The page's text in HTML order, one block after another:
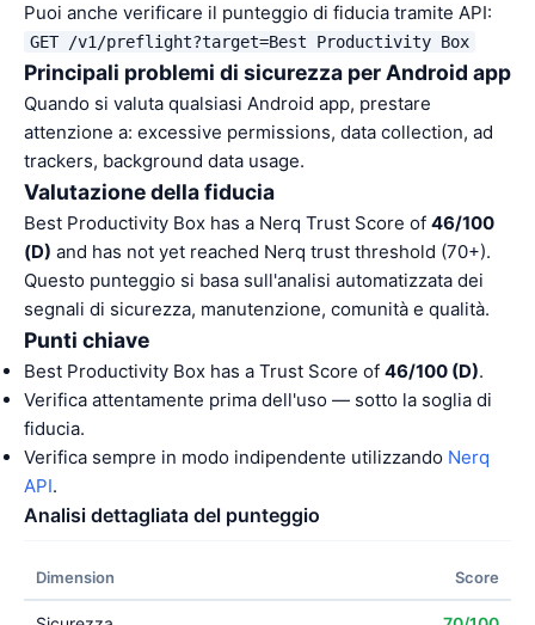
Puoi anche verificare il punteggio di fiducia tramite API:
GET /v1/preflight?target=Best Productivity Box
Principali problemi di sicurezza per Android app
Quando si valuta qualsiasi Android app, prestare
attenzione a: excessive permissions, data collection, ad
trackers, background data usage.
Valutazione della fiducia
Best Productivity Box has a Nerq Trust Score of 46/100
(D) and has not yet reached Nerq trust threshold (70+).
Questo punteggio si basa sull'analisi automatizzata dei
segnali di sicurezza, manutenzione, comunità e qualità.
Punti chiave
Best Productivity Box has a Trust Score of 46/100 (D).
Verifica attentamente prima dell'uso — sotto la soglia di
fiducia.
Verifica sempre in modo indipendente utilizzando Nerq
API.
Analisi dettagliata del punteggio
Dimension Score